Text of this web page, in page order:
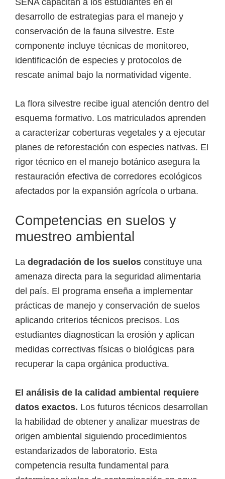
desarrollo de estrategias para el manejo y
conservación de la fauna silvestre. Este
componente incluye técnicas de monitoreo,
identificación de especies y protocolos de
rescate animal bajo la normatividad vigente.
La flora silvestre recibe igual atención dentro del
esquema formativo. Los matriculados aprenden
a caracterizar coberturas vegetales y a ejecutar
planes de reforestación con especies nativas. El
rigor técnico en el manejo botánico asegura la
restauración efectiva de corredores ecológicos
afectados por la expansión agrícola o urbana.
Competencias en suelos y
muestreo ambiental
La degradación de los suelos constituye una
amenaza directa para la seguridad alimentaria
del país. El programa enseña a implementar
prácticas de manejo y conservación de suelos
aplicando criterios técnicos precisos. Los
estudiantes diagnostican la erosión y aplican
medidas correctivas físicas o biológicas para
recuperar la capa orgánica productiva.
El análisis de la calidad ambiental requiere
datos exactos. Los futuros técnicos desarrollan
la habilidad de obtener y analizar muestras de
origen ambiental siguiendo procedimientos
estandarizados de laboratorio. Esta
competencia resulta fundamental para